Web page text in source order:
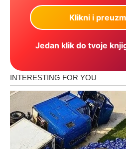
Jedan klik do tvoje